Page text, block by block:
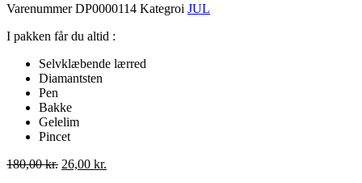
VarenummerDP0000114 Kategroi JUL
I pakken får du altid :
Selvklæbende lærred
Diamantsten
Pen
Bakke
Gelelim
Pincet
180,00kr. Den
26,00 kr.